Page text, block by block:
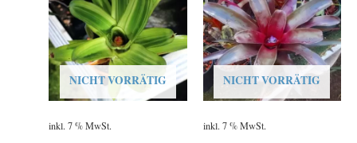
NICHT VORRÄTIG
inkl. 7 % MwSt.
NICHT VORRÄTIG
inkl. 7 % MwSt.